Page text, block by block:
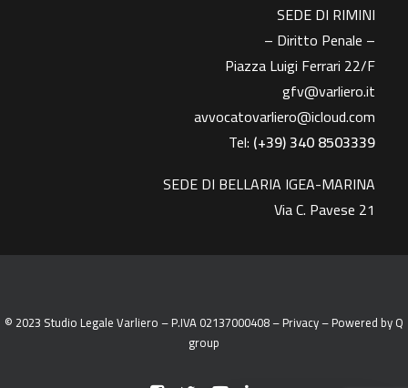
SEDE DI RIMINI
– Diritto Penale –
Piazza Luigi Ferrari 22/F
gfv@varliero.it
avvocatovarliero@icloud.com
Tel: (+39) 340 8503339
SEDE DI BELLARIA IGEA-MARINA
Via C. Pavese 21
© 2023 Studio Legale Varliero – P.IVA 02137000408 –Privacy– Powered byQ
group